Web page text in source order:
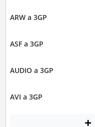
ARW a 3GP
ASF a 3GP
AUDIO a 3GP
AVI a 3GP